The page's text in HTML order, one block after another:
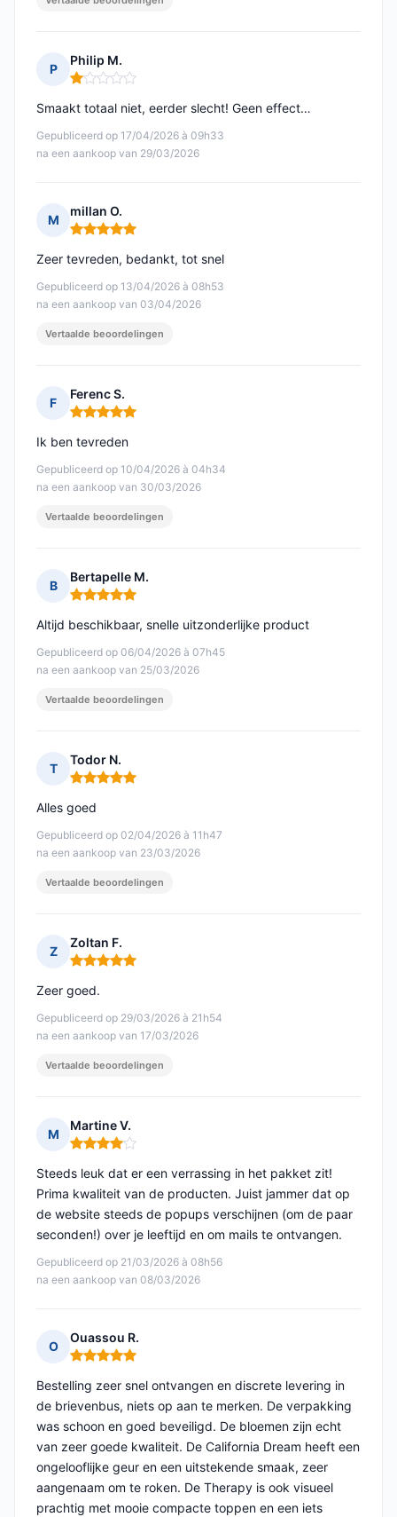
P
Philip M.
Opmerking: 1 van 5
Gepubliceerd op 17/04/2026 à 09h33
na een aankoop van 29/03/2026
Smaakt totaal niet, eerder slecht! Geen effect…
M
millan O.
Opmerking: 5 van 5
Gepubliceerd op 13/04/2026 à 08h53
na een aankoop van 03/04/2026
Zeer tevreden, bedankt, tot snel
Vertaalde beoordelingen
F
Ferenc S.
Opmerking: 5 van 5
Gepubliceerd op 10/04/2026 à 04h34
na een aankoop van 30/03/2026
Ik ben tevreden
Vertaalde beoordelingen
B
Bertapelle M.
Opmerking: 5 van 5
Gepubliceerd op 06/04/2026 à 07h45
na een aankoop van 25/03/2026
Altijd beschikbaar, snelle uitzonderlijke product
Vertaalde beoordelingen
T
Todor N.
Opmerking: 5 van 5
Gepubliceerd op 02/04/2026 à 11h47
na een aankoop van 23/03/2026
Alles goed
Vertaalde beoordelingen
Z
Zoltan F.
Opmerking: 5 van 5
Gepubliceerd op 29/03/2026 à 21h54
na een aankoop van 17/03/2026
Zeer goed.
Vertaalde beoordelingen
M
Martine V.
Opmerking: 4 van 5
Gepubliceerd op 21/03/2026 à 08h56
na een aankoop van 08/03/2026
Steeds leuk dat er een verrassing in het pakket zit!
Prima kwaliteit van de producten. Juist jammer dat op
de website steeds de popups verschijnen (om de paar
seconden!) over je leeftijd en om mails te ontvangen.
O
Ouassou R.
Opmerking: 5 van 5
Bestelling zeer snel ontvangen en discrete levering in
de brievenbus, niets op aan te merken. De verpakking
was schoon en goed beveiligd. De bloemen zijn echt
van zeer goede kwaliteit. De California Dream heeft een
ongelooflijke geur en een uitstekende smaak, zeer
aangenaam om te roken. De Therapy is ook visueel
prachtig met mooie compacte toppen en een iets